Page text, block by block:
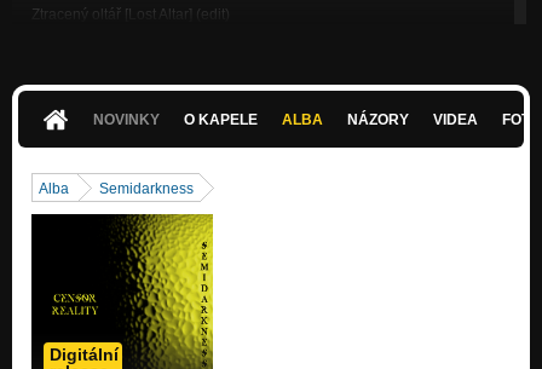
Ztracený oltář [Lost Altar] (edit)
Okinavští pavouci [Okinawa Spiders]
Cesta [The Path] (extended)
Odnikud nikam [From Nowhere to Nowhere]
Náměsíčník ve 3 hodiny ráno [Sleepwalker at 3AM]
Kdekoliv hluboko [Anywhere in the Deep]
U konce s dechem [Breathless]
Kdekoliv hluboko [Anywhere in the Deep]
NOVINKY O KAPELE ALBA NÁZORY VIDEA
Alba Semidarkness
Digitální